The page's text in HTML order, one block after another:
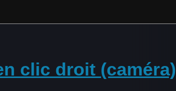
clic droit (caméra)